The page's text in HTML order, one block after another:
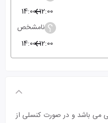
12:00
14:00
نامشخص
12:00
14:00
می باشد و در صورت کنسلی از